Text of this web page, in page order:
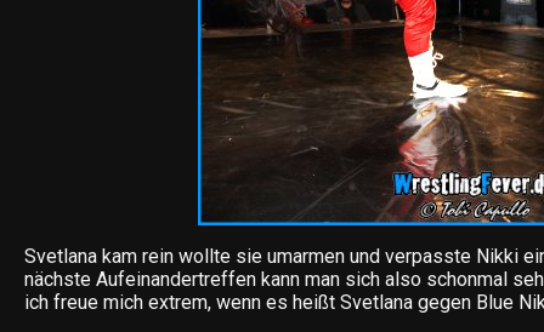
Svetlana kam rein wollte sie umarmen und verpasste Nikki
nächste Aufeinandertreffen kann man sich also schonmal
ich freue mich extrem, wenn es heißt Svetlana gegen Blue